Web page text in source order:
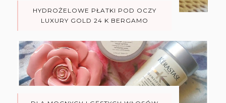
HYDROŻELOWE PŁATKI POD OCZY
LUXURY GOLD 24 K BERGAMO